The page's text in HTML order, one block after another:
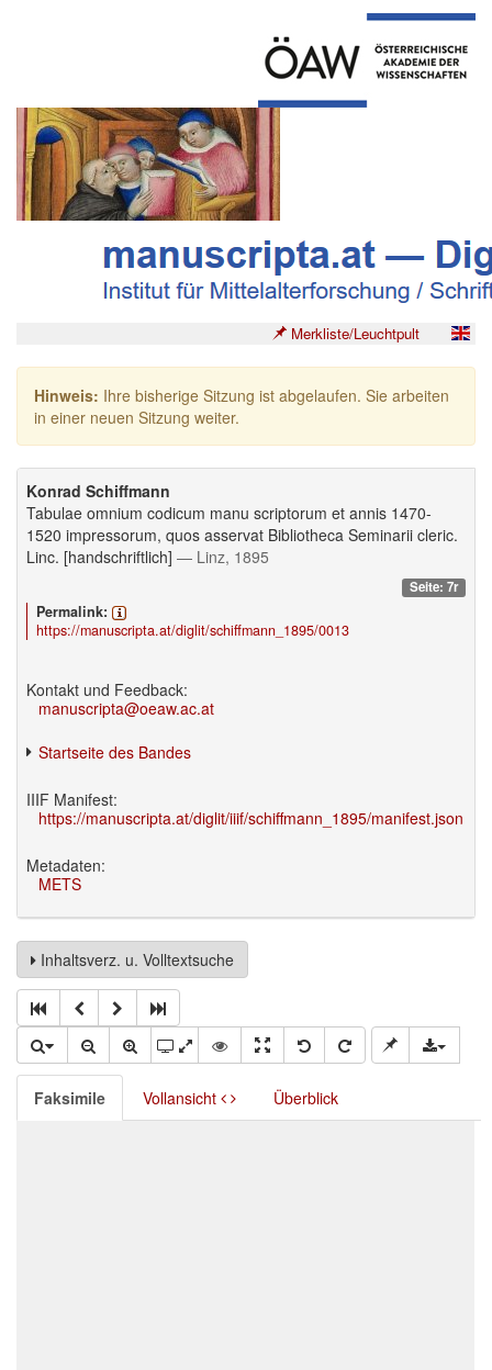
Merkliste/Leuchtpult
Hinweis: Ihre bisherige Sitzung ist abgelaufen. Sie arbeiten
in einer neuen Sitzung weiter.
Konrad Schiffmann
Tabulae omnium codicum manu scriptorum et annis 1470-
1520 impressorum, quos asservat Bibliotheca Seminarii cleric.
Linc. [handschriftlich] — Linz, 1895
Seite: 7r
Permalink:
https://manuscripta.at/diglit/schiffmann_1895/0013
Kontakt und Feedback:
manuscripta@oeaw.ac.at
Startseite des Bandes
IIIF Manifest:
https://manuscripta.at/diglit/iiif/schiffmann_1895/manifest.json
Metadaten:
METS
Inhaltsverz. u. Volltextsuche
Faksimile Vollansicht Überblick